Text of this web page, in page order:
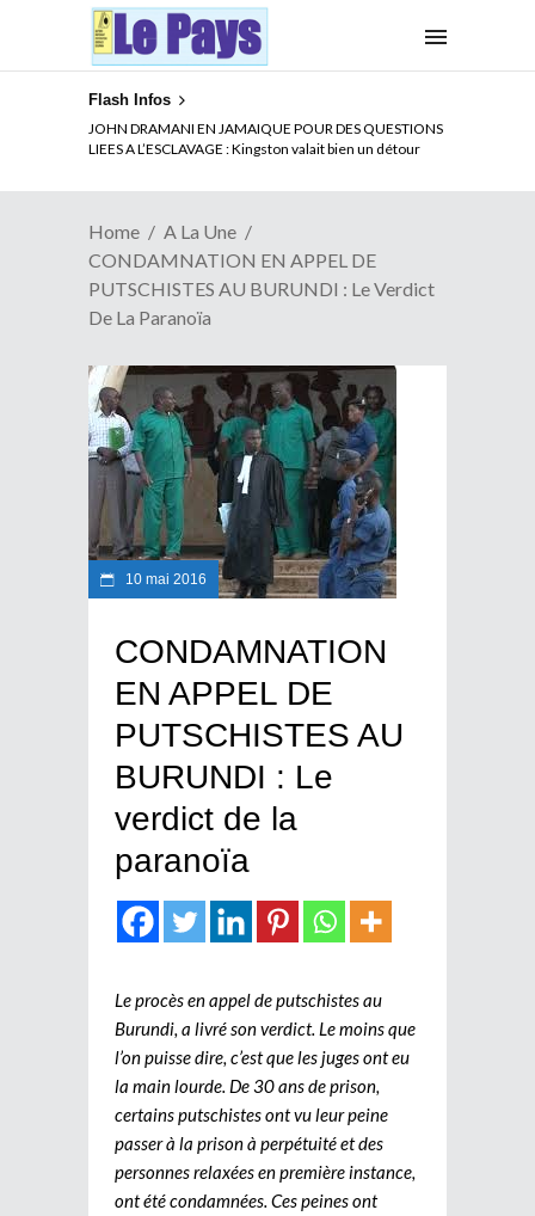
Flash Infos
ELECTION DE TALON A LA TETE DU SENAT BENINOIS :
Quand Patrice quitte le pouvoir sans partir !
Home
A La Une
CONDAMNATION EN APPEL DE
PUTSCHISTES AU BURUNDI : Le Verdict
De La Paranoïa
10 mai 2016
CONDAMNATION
EN APPEL DE
PUTSCHISTES AU
BURUNDI : Le
verdict de la
paranoïa
Le procès en appel de putschistes au
Burundi, a livré son verdict. Le moins que
l’on puisse dire, c’est que les juges ont eu
la main lourde. De 30 ans de prison,
certains putschistes ont vu leur peine
passer à la prison à perpétuité et des
personnes relaxées en première instance,
ont été condamnées. Ces peines ont